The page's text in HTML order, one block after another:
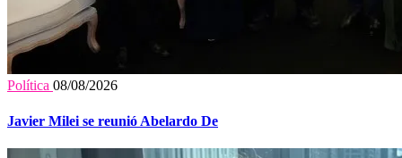
Política 08/08/2026
Javier Milei se reunió Abelardo De